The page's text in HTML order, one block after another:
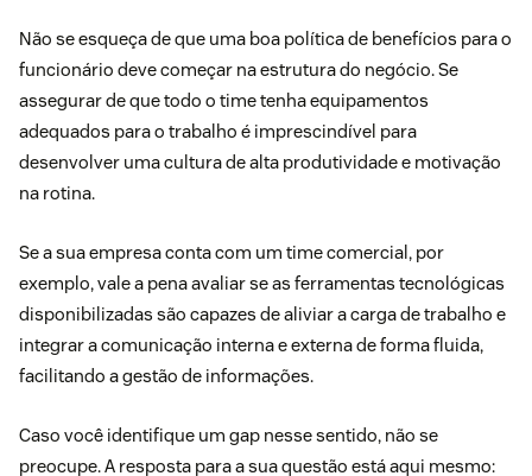
Não se esqueça de que uma boa política de benefícios para o
funcionário deve começar na estrutura do negócio. Se
assegurar de que todo o time tenha equipamentos
adequados para o trabalho é imprescindível para
desenvolver uma cultura de alta produtividade e motivação
na rotina.
Se a sua empresa conta com um time comercial, por
exemplo, vale a pena avaliar se as ferramentas tecnológicas
disponibilizadas são capazes de aliviar a carga de trabalho e
integrar a comunicação interna e externa de forma fluida,
facilitando a gestão de informações.
Caso você identifique um gap nesse sentido, não se
preocupe. A resposta para a sua questão está aqui mesmo: